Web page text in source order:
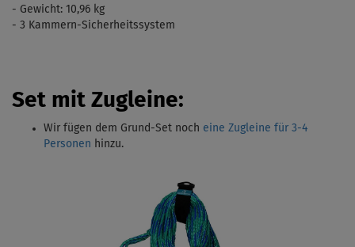
- Gewicht: 10,96 kg
- 3 Kammern-Sicherheitssystem
Set mit Zugleine:
Wir fügen dem Grund-Set noch eine Zugleine für 3-4
Personen hinzu.